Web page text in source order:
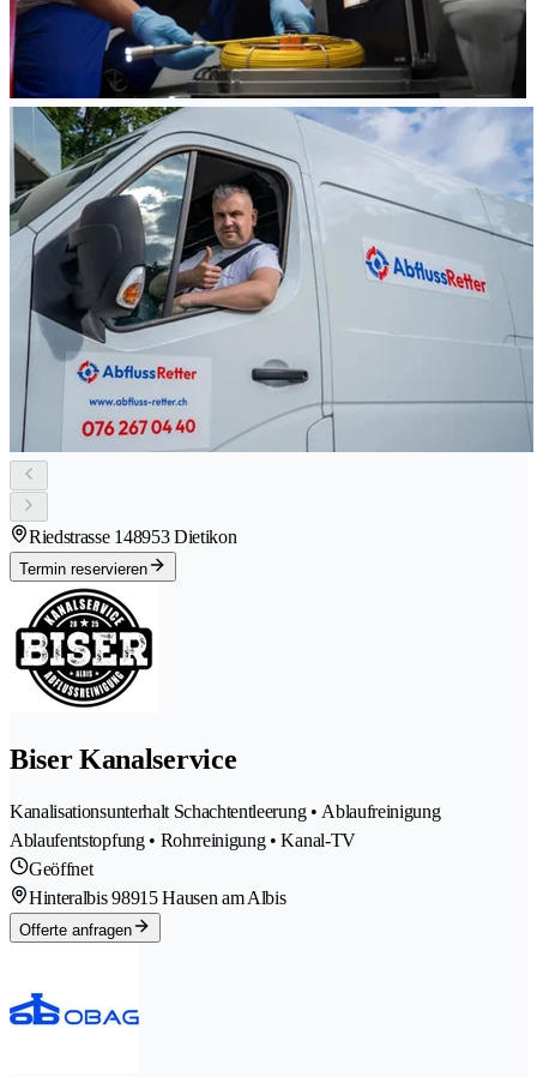
Riedstrasse 148953 Dietikon
Termin reservieren
Biser Kanalservice
Kanalisationsunterhalt Schachtentleerung • Ablaufreinigung
Ablaufentstopfung • Rohrreinigung • Kanal-TV
Geöffnet
Hinteralbis 98915 Hausen am Albis
Offerte anfragen